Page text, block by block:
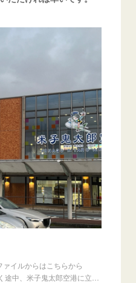
ァイルからはこちらから
中、米子鬼太郎空港に立…